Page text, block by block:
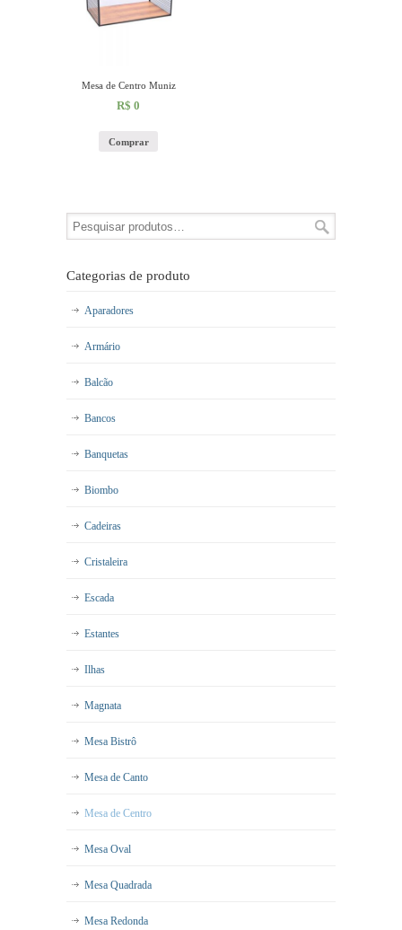
Mesa de Centro Muniz
R$ 0
Comprar
Categorias de produto
Aparadores
Armário
Balcão
Bancos
Banquetas
Biombo
Cadeiras
Cristaleira
Escada
Estantes
Ilhas
Magnata
Mesa Bistrô
Mesa de Canto
Mesa de Centro
Mesa Oval
Mesa Quadrada
Mesa Redonda